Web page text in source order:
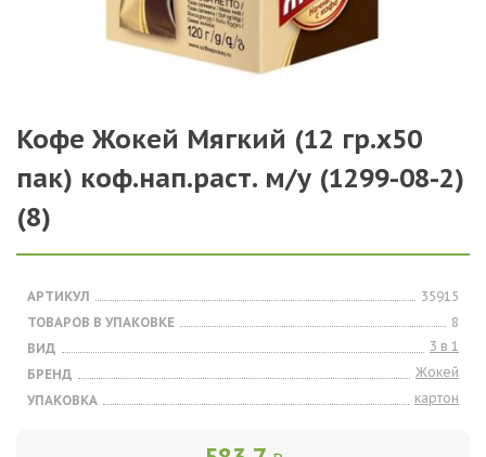
Кофе Жокей Мягкий (12 гр.х50
пак) коф.нап.раст. м/у (1299-08-2)
(8)
АРТИКУЛ
35915
ТОВАРОВ В УПАКОВКЕ
8
ВИД
3 в 1
БРЕНД
Жокей
УПАКОВКА
картон